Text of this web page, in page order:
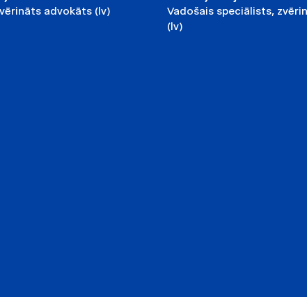
advokāts (lv)
Vadošais speciālists,
(lv)